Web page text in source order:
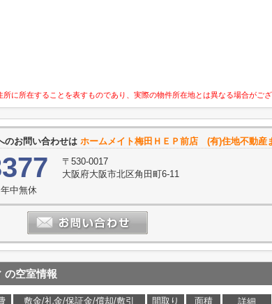
に所在することを表すものであり、実際の物件所在地とは異なる場合がござ
のお問い合わせは ホームメイト梅田ＨＥＰ前店 (有)住地不動産
〒530-0017
大阪府大阪市北区角田町6-11
中無休
の空室情報
敷金/礼金/保証金/償却/敷引 間取り 面積 詳細